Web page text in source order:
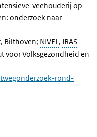
veehouderij op
onderzoek naar
Bilthoven; NIVEL, IRAS
voor Volksgezondheid en
rond-